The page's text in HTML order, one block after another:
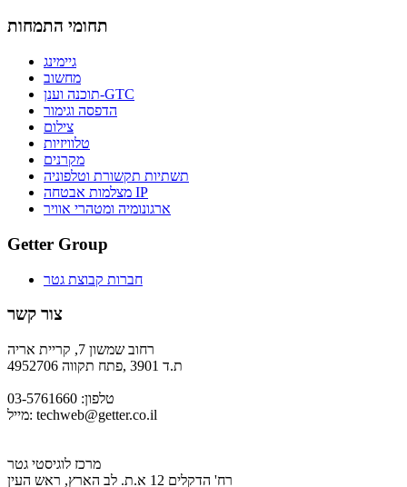
תחומי התמחות
גיימינג
מחשוב
תוכנה וענן-GTC
הדפסה וגימור
צילום
טלוויזיות
מקרנים
תשתיות תקשורת וטלפוניה
מצלמות אבטחה IP
ארגונומיה ומטהרי אוויר
Getter Group
חברות קבוצת גטר
צור קשר
רחוב שמשון 7, קריית אריה
ת.ד 3901 ,פתח תקווה 4952706
טלפון: 03-5761660
מייל: techweb@getter.co.il
מרכז לוגיסטי גטר
רח' הדקלים 12 א.ת. לב הארץ, ראש העין